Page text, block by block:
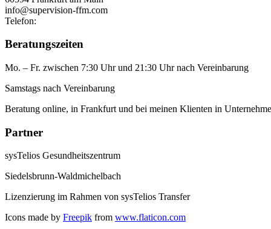
info@supervision-ffm.com
Telefon:
Beratungszeiten
Mo. – Fr. zwischen 7:30 Uhr und 21:30 Uhr nach Vereinbarung
Samstags nach Vereinbarung
Beratung online, in Frankfurt und bei meinen Klienten in
Partner
sysTelios Gesundheitszentrum
Siedelsbrunn-Waldmichelbach
Lizenzierung im Rahmen von sysTelios Transfer
Icons made by Freepik from www.flaticon.com